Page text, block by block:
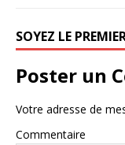
SOYEZ LE
Poster un
Votre adresse de
Commentaire